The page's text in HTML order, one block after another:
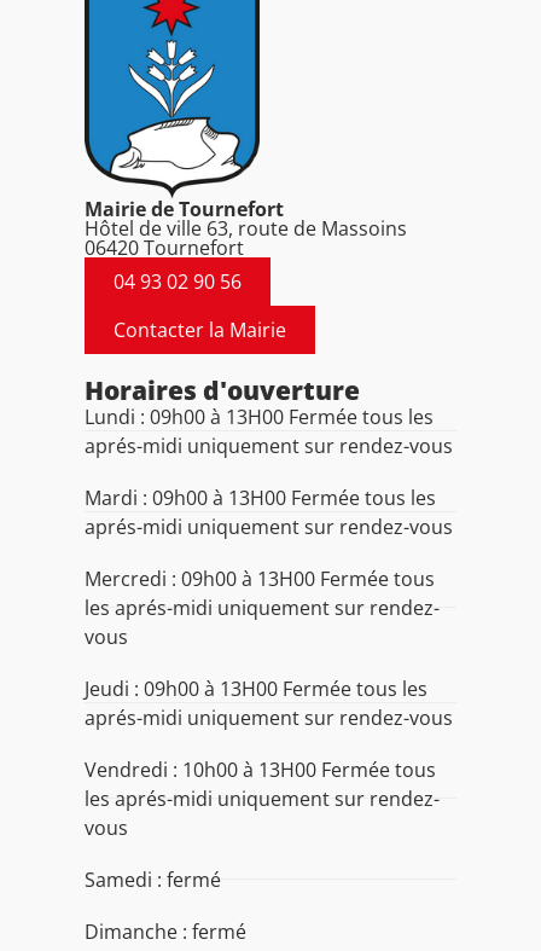
Mairie de Tournefort
Hôtel de ville 63, route de Massoins
06420 Tournefort
04 93 02 90 56
Contacter la Mairie
Horaires d'ouverture
Lundi : 09h00 à 13H00 Fermée tous les
aprés-midi uniquement sur rendez-vous
Mardi : 09h00 à 13H00 Fermée tous les
aprés-midi uniquement sur rendez-vous
Mercredi : 09h00 à 13H00 Fermée tous
les aprés-midi uniquement sur rendez-
vous
Jeudi : 09h00 à 13H00 Fermée tous les
aprés-midi uniquement sur rendez-vous
Vendredi : 10h00 à 13H00 Fermée tous
les aprés-midi uniquement sur rendez-
vous
Samedi : fermé
Dimanche : fermé